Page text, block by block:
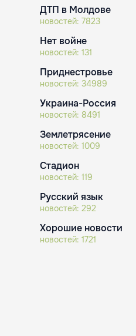
ДТП в Молдове
новостей: 7823
Нет войне
новостей: 131
Приднестровье
новостей: 34989
Украина-Россия
новостей: 8491
Землетрясение
новостей: 1009
Стадион
новостей: 119
Русский язык
новостей: 292
Хорошие новости
новостей: 1721